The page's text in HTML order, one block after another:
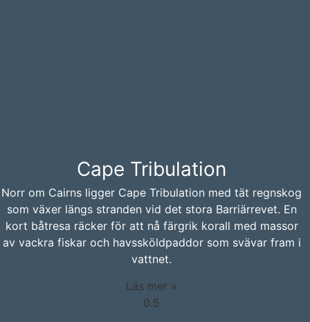
Cape Tribulation
Norr om Cairns ligger Cape Tribulation med tät regnskog
som växer längs stranden vid det stora Barriärrevet. En
kort båtresa räcker för att nå färgrik korall med massor
av vackra fiskar och havssköldpaddor som svävar fram i
vattnet.
Läs mer »